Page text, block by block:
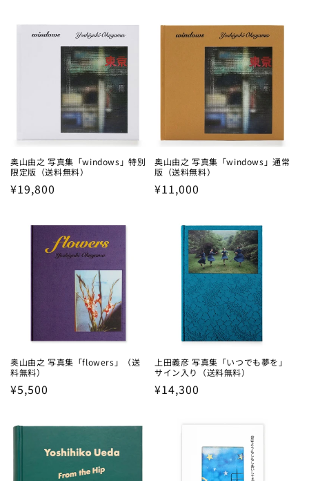
奥山由之 写真集「windows」特別
限定版（送料無料）
Regular
¥19,800
奥山由之 写真集「windows」通常
版（送料無料）
Regular
¥11,000
奥山由之 写真集「flowers」（送
料無料）
Regular
¥5,500
上田義彦 写真集「いつでも夢を」
サイン入り（送料無料）
Regular
¥14,300